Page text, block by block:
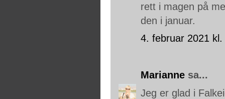
rett i magen på
den i januar.
4. februar 2021 kl.
Marianne sa...
Jeg er glad i